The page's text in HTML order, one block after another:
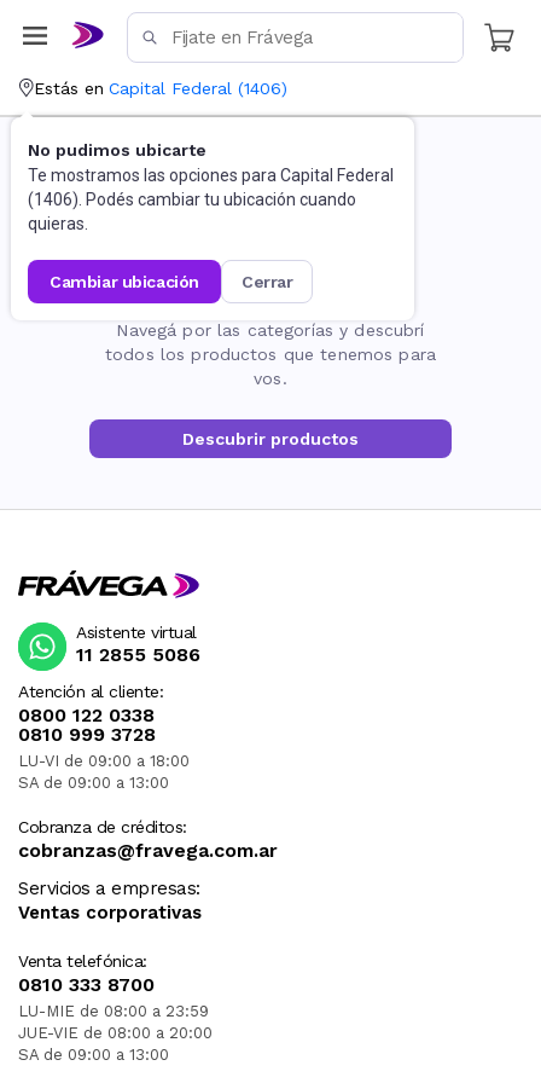
Estás en Capital Federal (1406)
No pudimos ubicarte
Te mostramos las opciones para Capital Federal
(1406). Podés cambiar tu ubicación cuando
quieras.
cambiar ubicación cerrar
La página no existe
Navegá por las categorías y descubrí
todos los productos que tenemos para
vos.
Descubrir productos
Atención al cliente:
0800 122 0338
0810 999 3728
LU-VI de 09:00 a 18:00
SA de 09:00 a 13:00
Cobranza de créditos:
cobranzas@fravega.com.ar
Servicios a empresas:
Ventas corporativas
Venta telefónica:
0810 333 8700
LU-MIE de 08:00 a 23:59
JUE-VIE de 08:00 a 20:00
SA de 09:00 a 13:00
Asistente virtual
11 2855 5086